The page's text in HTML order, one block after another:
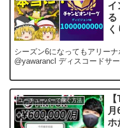
イ
る
く
シーズン6になってもアリー
@yawarancl ディスコードサ
ユーチューバーで稼ぐ方法
ホ